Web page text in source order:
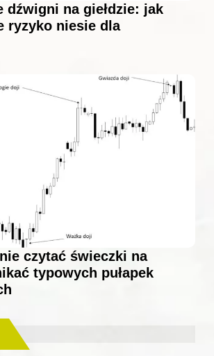
dźwigni na giełdzie: jak
ryzyko niesie dla
czytać świeczki na
typowych pułapek